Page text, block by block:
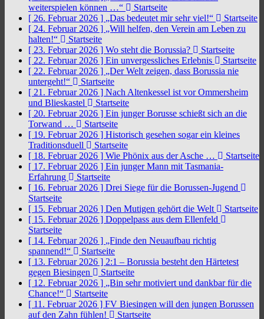
weiterspielen können …“
Startseite
[ 26. Februar 2026 ] „Das bedeutet mir sehr viel!“
Startseite
[ 24. Februar 2026 ] „Will helfen, den Verein am Leben zu
halten!“
Startseite
[ 23. Februar 2026 ] Wo steht die Borussia?
Startseite
[ 22. Februar 2026 ] Ein unvergessliches Erlebnis
Startseite
[ 22. Februar 2026 ] „Der Welt zeigen, dass Borussia nie
untergeht!“
Startseite
[ 21. Februar 2026 ] Nach Altenkessel ist vor Ommersheim
und Blieskastel
Startseite
[ 20. Februar 2026 ] Ein junger Borusse schießt sich an die
Torwand …
Startseite
[ 19. Februar 2026 ] Historisch gesehen sogar ein kleines
Traditionsduell
Startseite
[ 18. Februar 2026 ] Wie Phönix aus der Asche …
Startseite
[ 17. Februar 2026 ] Ein junger Mann mit Tasmania-
Erfahrung
Startseite
[ 16. Februar 2026 ] Drei Siege für die Borussen-Jugend
Startseite
[ 15. Februar 2026 ] Den Mutigen gehört die Welt
Startseite
[ 15. Februar 2026 ] Doppelpass aus dem Ellenfeld
Startseite
[ 14. Februar 2026 ] „Finde den Neuaufbau richtig
spannend!“
Startseite
[ 13. Februar 2026 ] 2:1 – Borussia besteht den Härtetest
gegen Biesingen
Startseite
[ 12. Februar 2026 ] „Bin sehr motiviert und dankbar für die
Chance!“
Startseite
[ 11. Februar 2026 ] FV Biesingen will den jungen Borussen
auf den Zahn fühlen!
Startseite